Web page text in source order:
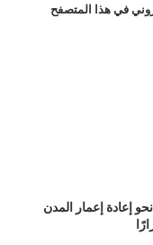
في هذا المتصفح
إعادة إعمار المدن